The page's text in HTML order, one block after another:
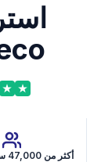
أكثر من 47,000 سائق يثقون بنا